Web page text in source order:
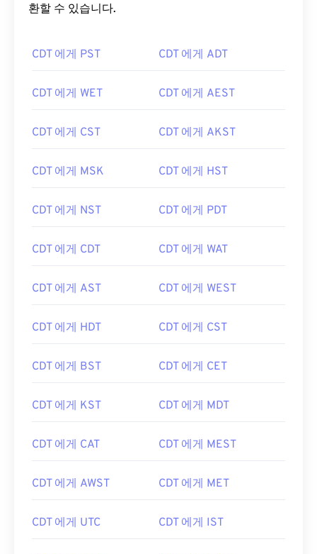
환할 수 있습니다.
CDT 에게 PST CDT 에게 ADT
CDT 에게 WET CDT 에게 AEST
CDT 에게 CST CDT 에게 AKST
CDT 에게 MSK CDT 에게 HST
CDT 에게 NST CDT 에게 PDT
CDT 에게 CDT CDT 에게 WAT
CDT 에게 AST CDT 에게 WEST
CDT 에게 HDT CDT 에게 CST
CDT 에게 BST CDT 에게 CET
CDT 에게 KST CDT 에게 MDT
CDT 에게 CAT CDT 에게 MEST
CDT 에게 AWST CDT 에게 MET
CDT 에게 UTC CDT 에게 IST